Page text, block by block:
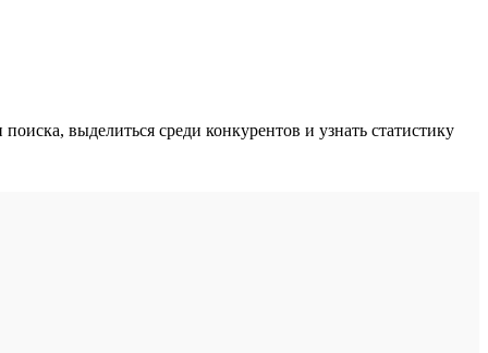
выделиться среди конкурентов и узнать статистику